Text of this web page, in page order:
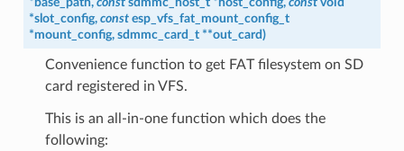
*slot_config, const esp_vfs_fat_mount_config_t
*mount_config, sdmmc_card_t **out_card)
Convenience function to get FAT filesystem on SD
card registered in VFS.
This is an all-in-one function which does the
following: